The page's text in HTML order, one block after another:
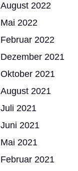
August 2022
Mai 2022
Februar 2022
Dezember 2021
Oktober 2021
August 2021
Juli 2021
Juni 2021
Mai 2021
Februar 2021